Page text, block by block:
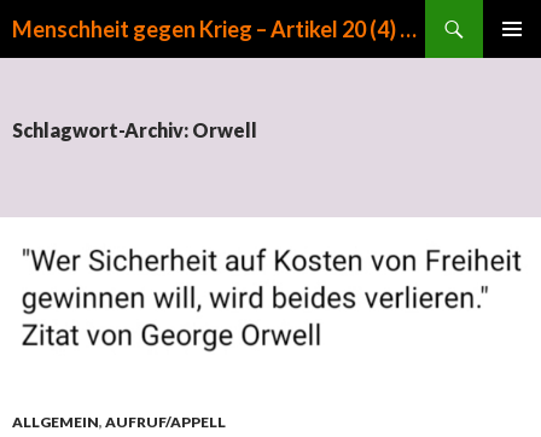
Menschheit gegen Krieg – Artikel 20 (4) GG
Schlagwort-Archiv: Orwell
ALLGEMEIN, AUFRUF/APPELL